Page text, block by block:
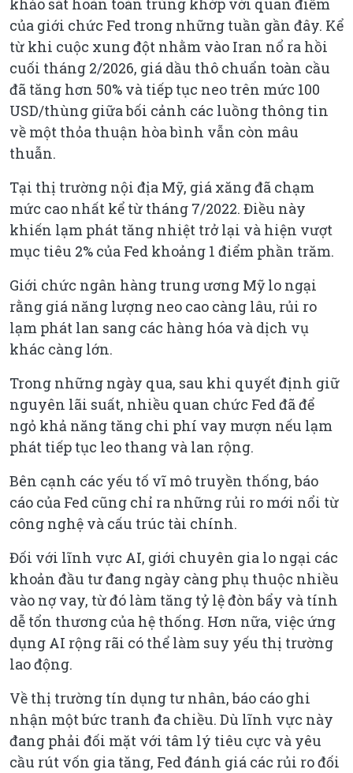
khảo sát hoàn toàn trùng khớp với quan điểm
của giới chức Fed trong những tuần gần đây. Kể
từ khi cuộc xung đột nhằm vào Iran nổ ra hồi
cuối tháng 2/2026, giá dầu thô chuẩn toàn cầu
đã tăng hơn 50% và tiếp tục neo trên mức 100
USD/thùng giữa bối cảnh các luồng thông tin
về một thỏa thuận hòa bình vẫn còn mâu
thuẫn.
Tại thị trường nội địa Mỹ, giá xăng đã chạm
mức cao nhất kể từ tháng 7/2022. Điều này
khiến lạm phát tăng nhiệt trở lại và hiện vượt
mục tiêu 2% của Fed khoảng 1 điểm phần trăm.
Giới chức ngân hàng trung ương Mỹ lo ngại
rằng giá năng lượng neo cao càng lâu, rủi ro
lạm phát lan sang các hàng hóa và dịch vụ
khác càng lớn.
Trong những ngày qua, sau khi quyết định giữ
nguyên lãi suất, nhiều quan chức Fed đã để
ngỏ khả năng tăng chi phí vay mượn nếu lạm
phát tiếp tục leo thang và lan rộng.
Bên cạnh các yếu tố vĩ mô truyền thống, báo
cáo của Fed cũng chỉ ra những rủi ro mới nổi từ
công nghệ và cấu trúc tài chính.
Đối với lĩnh vực AI, giới chuyên gia lo ngại các
khoản đầu tư đang ngày càng phụ thuộc nhiều
vào nợ vay, từ đó làm tăng tỷ lệ đòn bẩy và tính
dễ tổn thương của hệ thống. Hơn nữa, việc ứng
dụng AI rộng rãi có thể làm suy yếu thị trường
lao động.
Về thị trường tín dụng tư nhân, báo cáo ghi
nhận một bức tranh đa chiều. Dù lĩnh vực này
đang phải đối mặt với tâm lý tiêu cực và yêu
cầu rút vốn gia tăng, Fed đánh giá các rủi ro đối